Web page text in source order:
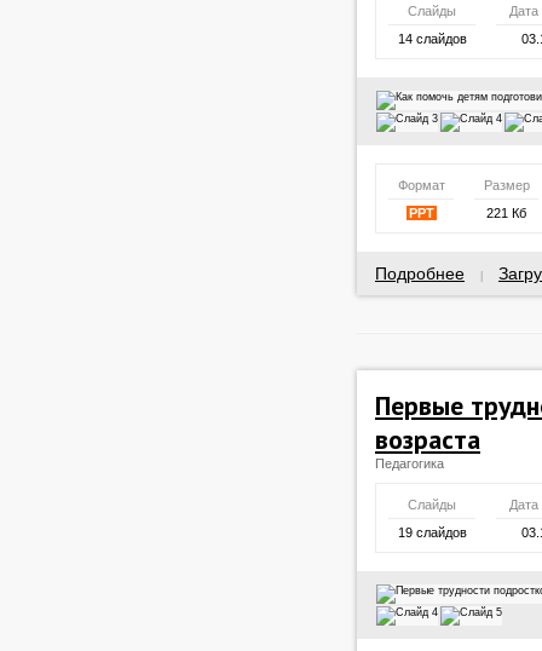
Слайды
Дата
14 слайдов
Формат
Размер
PPT
221 Кб
Подробнее
Первые
возраста
Педагогика
Слайды
Дата
19 слайдов